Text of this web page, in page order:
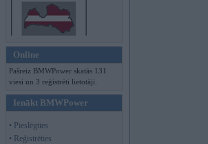
Online
Pašreiz BMWPower skatās 131
viesi un 3 reģistrēti lietotāji.
Ienākt BMWPower
• Pieslēgties
• Reģistrēties